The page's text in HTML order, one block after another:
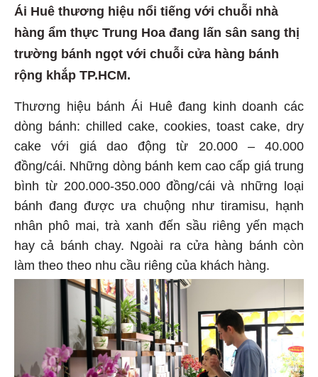
Ái Huê thương hiệu nổi tiếng với chuỗi nhà
hàng ẩm thực Trung Hoa đang lấn sân sang thị
trường bánh ngọt với chuỗi cửa hàng bánh
rộng khắp TP.HCM.
Thương hiệu bánh Ái Huê đang kinh doanh các
dòng bánh: chilled cake, cookies, toast cake, dry
cake với giá dao động từ 20.000 – 40.000
đồng/cái. Những dòng bánh kem cao cấp giá trung
bình từ 200.000-350.000 đồng/cái và những loại
bánh đang được ưa chuộng như tiramisu, hạnh
nhân phô mai, trà xanh đến sầu riêng yến mạch
hay cả bánh chay. Ngoài ra cửa hàng bánh còn
làm theo theo nhu cầu riêng của khách hàng.